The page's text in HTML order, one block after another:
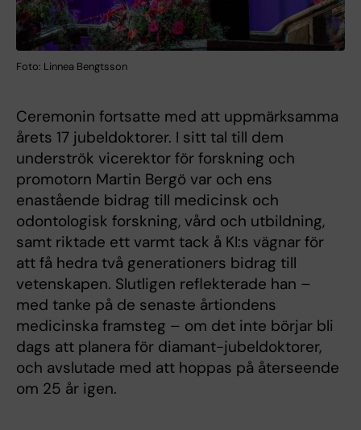
Foto: Linnea Bengtsson
Ceremonin fortsatte med att uppmärksamma
årets 17 jubeldoktorer. I sitt tal till dem
underströk vicerektor för forskning och
promotorn Martin Bergö var och ens
enastående bidrag till medicinsk och
odontologisk forskning, vård och utbildning,
samt riktade ett varmt tack å KI:s vägnar för
att få hedra två generationers bidrag till
vetenskapen. Slutligen reflekterade han –
med tanke på de senaste årtiondens
medicinska framsteg – om det inte börjar bli
dags att planera för diamant-jubeldoktorer,
och avslutade med att hoppas på återseende
om 25 år igen.